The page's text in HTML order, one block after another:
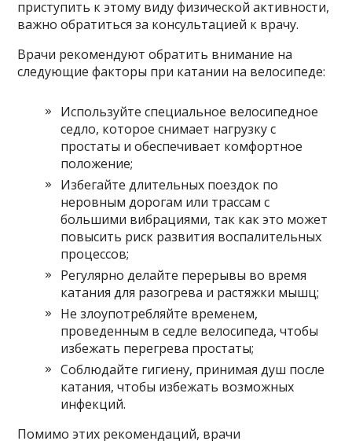
приступить к этому виду физической активности,
важно обратиться за консультацией к врачу.
Врачи рекомендуют обратить внимание на
следующие факторы при катании на велосипеде:
Используйте специальное велосипедное
седло, которое снимает нагрузку с
простаты и обеспечивает комфортное
положение;
Избегайте длительных поездок по
неровным дорогам или трассам с
большими вибрациями, так как это может
повысить риск развития воспалительных
процессов;
Регулярно делайте перерывы во время
катания для разогрева и растяжки мышц;
Не злоупотребляйте временем,
проведенным в седле велосипеда, чтобы
избежать перегрева простаты;
Соблюдайте гигиену, принимая душ после
катания, чтобы избежать возможных
инфекций.
Помимо этих рекомендаций, врачи